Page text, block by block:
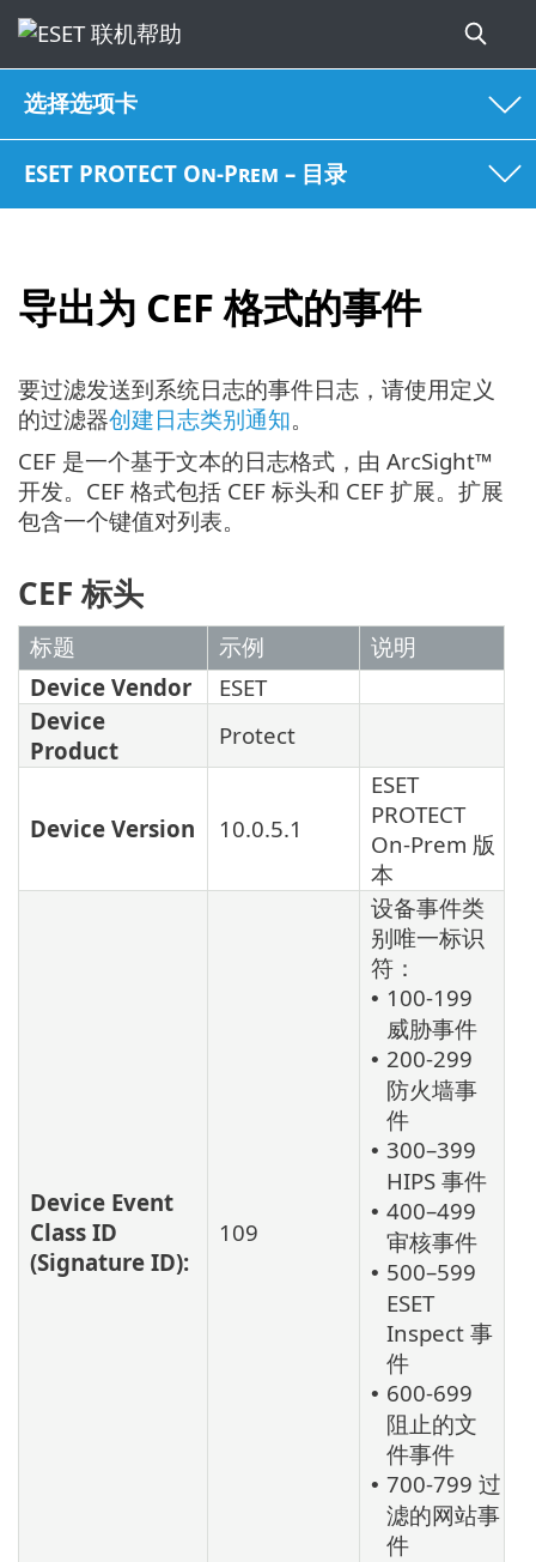
选择选项卡
ESET PROTECT On-Prem – 目录
导出为 CEF 格式的事件
要过滤发送到系统日志的事件日志，请使用定义
的过滤器创建日志类别通知。
CEF 是一个基于文本的日志格式，由 ArcSight™
开发。CEF 格式包括 CEF 标头和 CEF 扩展。扩展
包含一个键值对列表。
CEF 标头
标题 示例
说明
Device Vendor
ESET
Device
Product
Protect
Device Version 10.0.5.1
ESET
PROTECT
On-Prem 版
本
Device Event
Class ID
(Signature ID):
109
设备事件类
别唯一标识
符：
• 100-199
威胁事件
• 200-299
防火墙事
件
• 300–399
HIPS 事件
• 400–499
审核事件
• 500–599
ESET
Inspect 事
件
• 600-699
阻止的文
件事件
• 700-799 过
滤的网站事
件